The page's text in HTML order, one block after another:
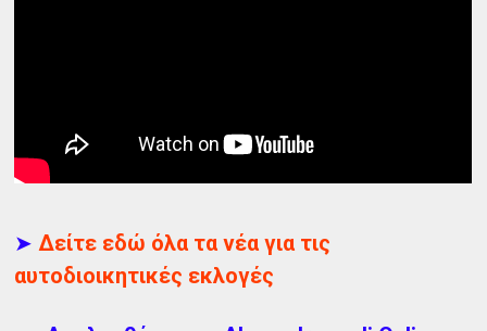
➤ Δείτε εδώ όλα τα νέα για τις
αυτοδιοικητικές εκλογές